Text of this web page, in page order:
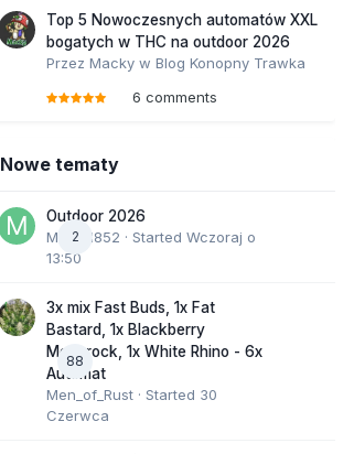
Top 5 Nowoczesnych automatów XXL
bogatych w THC na outdoor 2026
Przez Macky w Blog Konopny Trawka
6 comments
Nowe tematy
2
Outdoor 2026
Marcel852 · Started Wczoraj o
13:50
88
3x mix Fast Buds, 1x Fat
Bastard, 1x Blackberry
Moonrock, 1x White Rhino - 6x
Automat
Men_of_Rust · Started 30
Czerwca